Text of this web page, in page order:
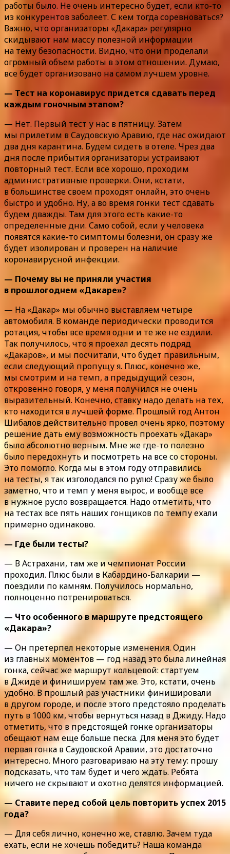
работы было. Не очень интересно будет, если кто-то
из конкурентов заболеет. С кем тогда соревноваться?
Важно, что организаторы «Дакара» регулярно
скидывают нам массу полезной информации
на тему безопасности. Видно, что они проделали
огромный объем работы в этом отношении. Думаю,
все будет организовано на самом лучшем уровне.
— Тест на коронавирус придется сдавать перед
каждым гоночным этапом?
— Нет. Первый тест у нас в пятницу. Затем
мы прилетим в Саудовскую Аравию, где нас ожидают
два дня карантина. Будем сидеть в отеле. Чрез два
дня после прибытия организаторы устраивают
повторный тест. Если все хорошо, проходим
административные проверки. Они, кстати,
в большинстве своем проходят онлайн, это очень
быстро и удобно. Ну, а во время гонки тест сдавать
будем дважды. Там для этого есть какие-то
определенные дни. Само собой, если у человека
появятся какие-то симптомы болезни, он сразу же
будет изолирован и проверен на наличие
коронавирусной инфекции.
— Почему вы не приняли участия
в прошлогоднем «Дакаре»?
— На «Дакар» мы обычно выставляем четыре
автомобиля. В команде периодически проводится
ротация, чтобы все время одни и те же не ездили.
Так получилось, что я проехал десять подряд
«Дакаров», и мы посчитали, что будет правильным,
если следующий пропущу я. Плюс, конечно же,
мы смотрим и на темп, а предыдущий сезон,
откровенно говоря, у меня получился не очень
выразительный. Конечно, ставку надо делать на тех,
кто находится в лучшей форме. Прошлый год Антон
Шибалов действительно провел очень ярко, поэтому
решение дать ему возможность проехать «Дакар»
было абсолютно верным. Мне же где-то полезно
было передохнуть и посмотреть на все со стороны.
Это помогло. Когда мы в этом году отправились
на тесты, я так изголодался по рулю! Сразу же было
заметно, что и темп у меня вырос, и вообще все
в нужное русло возвращается. Надо отметить, что
на тестах все пять наших гонщиков по темпу ехали
примерно одинаково.
— Где были тесты?
— В Астрахани, там же и чемпионат России
проходил. Плюс были в Кабардино-Балкарии —
поездили по камням. Получилось нормально,
полноценно потренироваться.
— Что особенного в маршруте предстоящего
«Дакара»?
— Он претерпел некоторые изменения. Один
из главных моментов — год назад это была линейная
гонка, сейчас же маршрут кольцевой: стартуем
в Джиде и финишируем там же. Это, кстати, очень
удобно. В прошлый раз участники финишировали
в другом городе, и после этого предстояло проделать
путь в 1000 км, чтобы вернуться назад в Джиду. Надо
отметить, что в предстоящей гонке организаторы
обещают нам еще больше песка. Для меня это будет
первая гонка в Саудовской Аравии, это достаточно
интересно. Много разговариваю на эту тему: прошу
подсказать, что там будет и чего ждать. Ребята
ничего не скрывают и охотно делятся информацией.
— Ставите перед собой цель повторить успех 2015
года?
— Для себя лично, конечно же, ставлю. Зачем туда
ехать, если не хочешь победить? Наша команда